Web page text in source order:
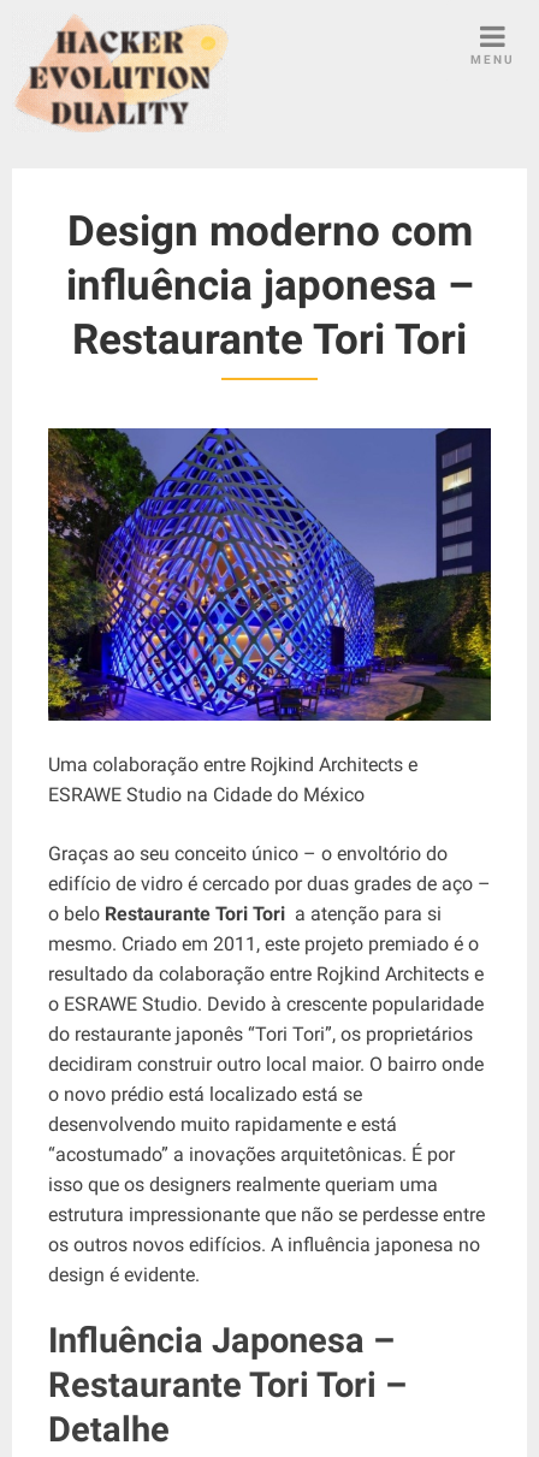
MENU
Design moderno com
influência japonesa –
Restaurante Tori Tori
Uma colaboração entre Rojkind Architects e
ESRAWE Studio na Cidade do México
Graças ao seu conceito único – o envoltório do
edifício de vidro é cercado por duas grades de aço –
o belo Restaurante Tori Tori a atenção para si
mesmo. Criado em 2011, este projeto premiado é o
resultado da colaboração entre Rojkind Architects e
o ESRAWE Studio. Devido à crescente popularidade
do restaurante japonês “Tori Tori”, os proprietários
decidiram construir outro local maior. O bairro onde
o novo prédio está localizado está se
desenvolvendo muito rapidamente e está
“acostumado” a inovações arquitetônicas. É por
isso que os designers realmente queriam uma
estrutura impressionante que não se perdesse entre
os outros novos edifícios. A influência japonesa no
design é evidente.
Influência Japonesa –
Restaurante Tori Tori –
Detalhe